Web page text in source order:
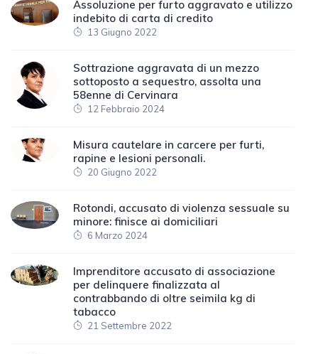
Assoluzione per furto aggravato e utilizzo
indebito di carta di credito
13 Giugno 2022
Sottrazione aggravata di un mezzo
sottoposto a sequestro, assolta una
58enne di Cervinara
12 Febbraio 2024
Misura cautelare in carcere per furti,
rapine e lesioni personali.
20 Giugno 2022
Rotondi, accusato di violenza sessuale su
minore: finisce ai domiciliari
6 Marzo 2024
Imprenditore accusato di associazione
per delinquere finalizzata al
contrabbando di oltre seimila kg di
tabacco
21 Settembre 2022